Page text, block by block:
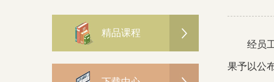
精品课程
经员
果予以公